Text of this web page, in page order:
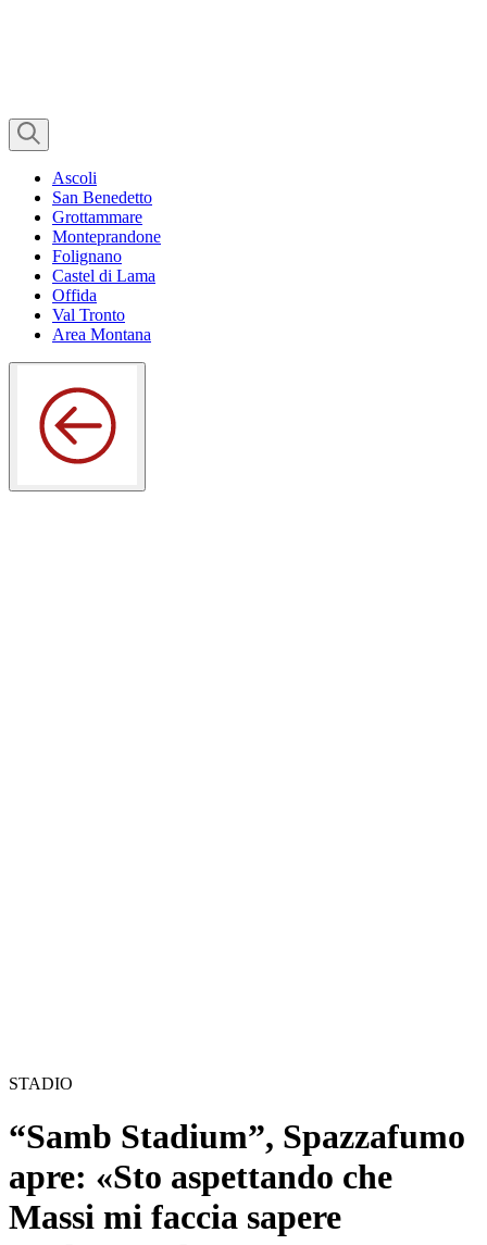
Ascoli
San Benedetto
Grottammare
Monteprandone
Folignano
Castel di Lama
Offida
Val Tronto
Area Montana
STADIO
“Samb Stadium”, Spazzafumo
apre: «Sto aspettando che
Massi mi faccia sapere